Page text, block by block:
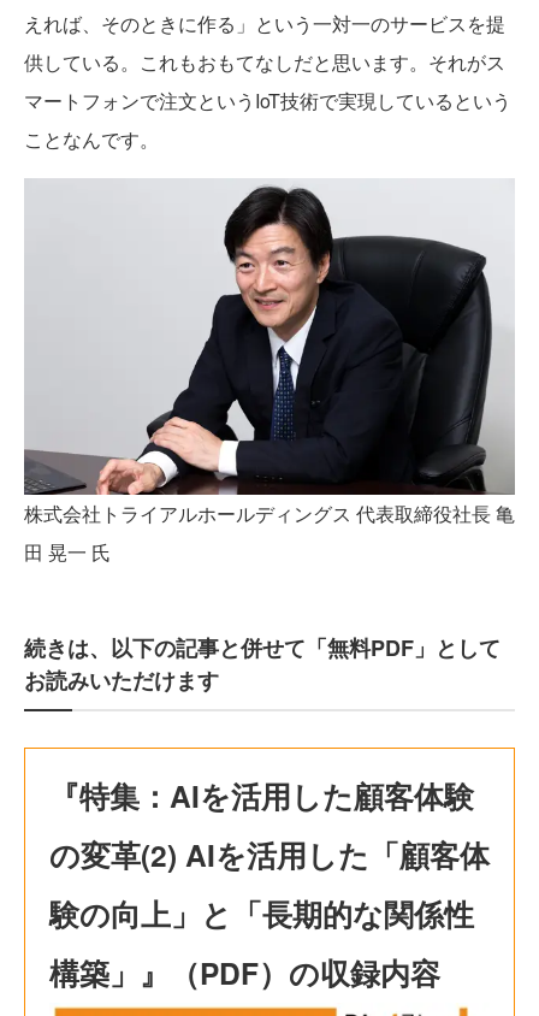
えれば、そのときに作る」という一対一のサービスを提
供している。これもおもてなしだと思います。それがス
マートフォンで注文というIoT技術で実現しているという
ことなんです。
株式会社トライアルホールディングス 代表取締役社長 亀
田 晃一 氏
続きは、以下の記事と併せて「無料PDF」として
お読みいただけます
『特集：AIを活用した顧客体験
の変革(2) AIを活用した「顧客体
験の向上」と「長期的な関係性
構築」』（PDF）の収録内容